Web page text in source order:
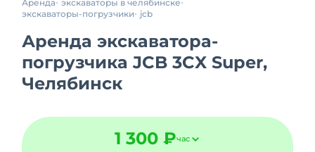
Аренда экскаваторы в челябинске
экскаваторы-погрузчики jcb
Аренда экскаватора-
погрузчика JCB 3CX Super,
Челябинск
1 300 ₽час